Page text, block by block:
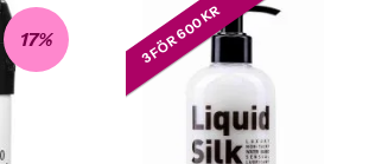
17% 3 FÖR 600 KR